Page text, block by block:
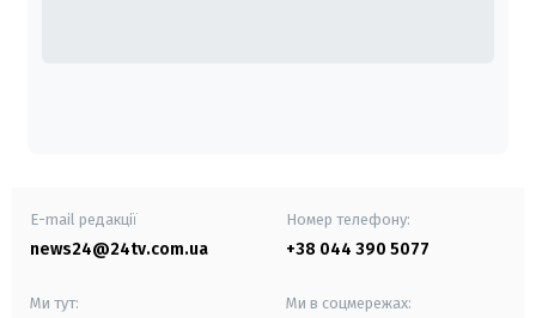
E-mail редакції
news24@24tv.com.ua
Номер телефону:
+38 044 390 5077
Ми тут: Ми в соцмережах: